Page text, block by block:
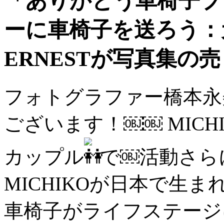
ーに車椅子を送ろう
ERNESTが写真集の
フォトグラファー橋本
ございます！￼￼
カップル
で￼活動さら
MICHIKOが日本で生ま
車椅子がライフステー